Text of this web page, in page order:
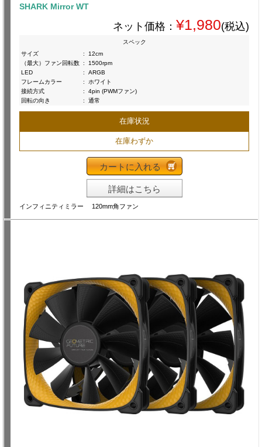
SHARK Mirror WT
ネット価格： ¥1,980(税込)
スペック
サイズ
:
12cm
（最大）ファン回転数 :
1500rpm
LED
:
ARGB
フレームカラー
:
ホワイト
接続方式
:
4pin (PWMファン)
回転の向き
: 通常
在庫状況
在庫わずか
カートに入れる
詳細はこちら
インフィニティミラー 120mm角ファン